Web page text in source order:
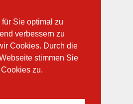
Sie optimal zu
verbessern zu
Cookies. Durch die
stimmen Sie
zu.